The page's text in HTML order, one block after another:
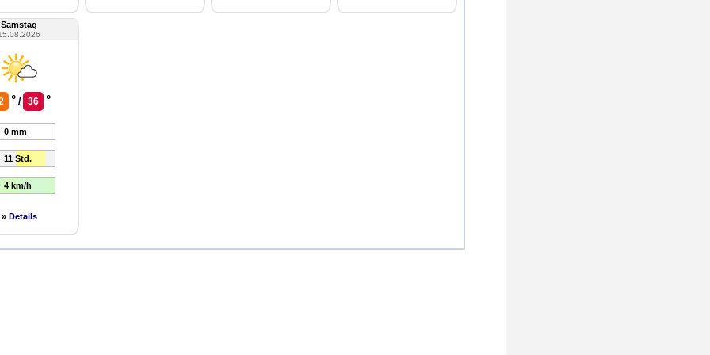
Samstag
°/ 36 °
0 mm
11 Std.
4 km/h
» Details